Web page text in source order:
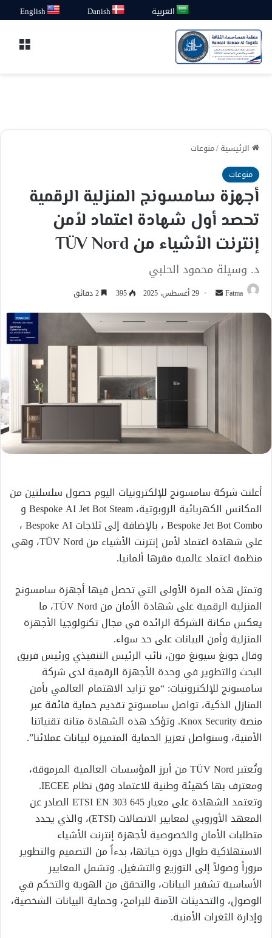
العربية Danish
English
الرئيسية/منوعات
منوعات
أجهزة سامسونج المنزلية الرقمية
تحصد أول شهادة اعتماد لأمن
إنترنت الأشياء من TÜV Nord
د. وسيلة محمود الحلبي
Fatma
أرسل
إلكترونيا
29 أغسطس، 2025 395
أعلنت شركة سامسونج للإلكترونيات اليوم حصول سلسلتين من
المكانس الكهربائية الروبوتية، Bespoke AI Jet Bot Steam و
Bespoke Jet Bot Combo ، بالإضافة إلى ثلاجات Bespoke AI ،
على شهادة اعتماد لأمن إنترنت الأشياء من TÜV Nord، وهي
منظمة اعتماد عالمية مقرها ألمانيا.
وتمثل هذه المرة الأولى التي تحصل فيها أجهزة سامسونج
المنزلية الرقمية على شهادة الأمان من TÜV Nord، ما
يعكس مكانة الشركة الرائدة في مجال تكنولوجيا الأجهزة
المنزلية وأمن البيانات على حد سواء.
وقال جونغ سيونغ مون، نائب الرئيس التنفيذي ورئيس فريق
البحث والتطوير في وحدة الأجهزة الرقمية لدى شركة
سامسونج للإلكترونيات: “مع تزايد الاهتمام العالمي بأمن
المنازل الذكية، تواصل سامسونج تقديم حماية فائقة عبر
منصة Knox Security. وتؤكد هذه الشهادة متانة تقنياتنا
الأمنية، وسنواصل تعزيز الحماية المتميزة لبيانات عملائنا”.
وتُعتبر TÜV Nord من أبرز المؤسسات العالمية المرموقة،
ومعترف بها كهيئة وطنية للاعتماد وفق نظام IECEE.
وتعتمد الشهادة على معيار ETSI EN 303 645 الصادر عن
المعهد الأوروبي لمعايير الاتصالات (ETSI)، والذي يحدد
متطلبات الأمان والخصوصية لأجهزة إنترنت الأشياء
الاستهلاكية طوال دورة حياتها، بدءاً من التصميم والتطوير
مروراً وصولاً إلى التوزيع والتشغيل. وتشمل المعايير
الأساسية تشفير البيانات، والتحقق من الهوية والتحكم في
الوصول، والتحديثات الآمنة للبرامج، وحماية البيانات الشخصية،
وإدارة الثغرات الأمنية.